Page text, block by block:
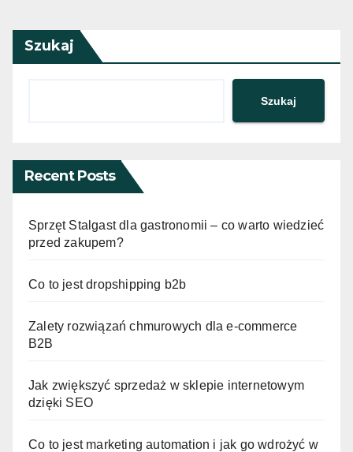
Szukaj
Szukaj
Recent Posts
Sprzęt Stalgast dla gastronomii – co warto wiedzieć
przed zakupem?
Co to jest dropshipping b2b
Zalety rozwiązań chmurowych dla e-commerce
B2B
Jak zwiększyć sprzedaż w sklepie internetowym
dzięki SEO
Co to jest marketing automation i jak go wdrożyć w